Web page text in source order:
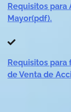
Requisitos
Mayor(pdf).
Requisitos
de Venta de